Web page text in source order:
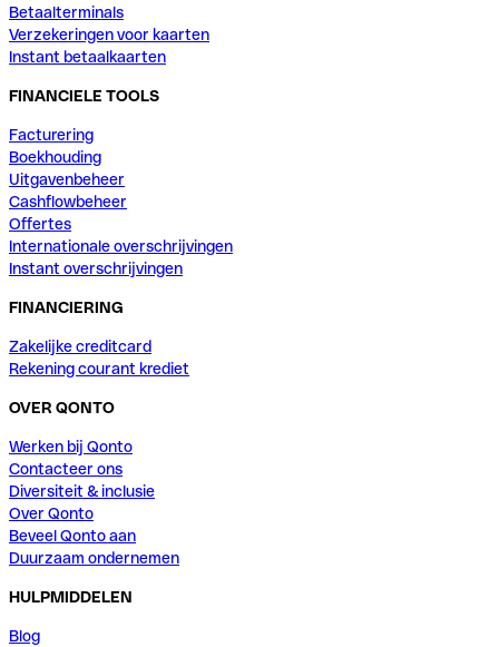
Betaalterminals
Verzekeringen voor kaarten
Instant betaalkaarten
FINANCIELE TOOLS
Facturering
Boekhouding
Uitgavenbeheer
Cashflowbeheer
Offertes
Internationale overschrijvingen
Instant overschrijvingen
FINANCIERING
Zakelijke creditcard
Rekening courant krediet
OVER QONTO
Werken bij Qonto
Contacteer ons
Diversiteit & inclusie
Over Qonto
Beveel Qonto aan
Duurzaam ondernemen
HULPMIDDELEN
Blog